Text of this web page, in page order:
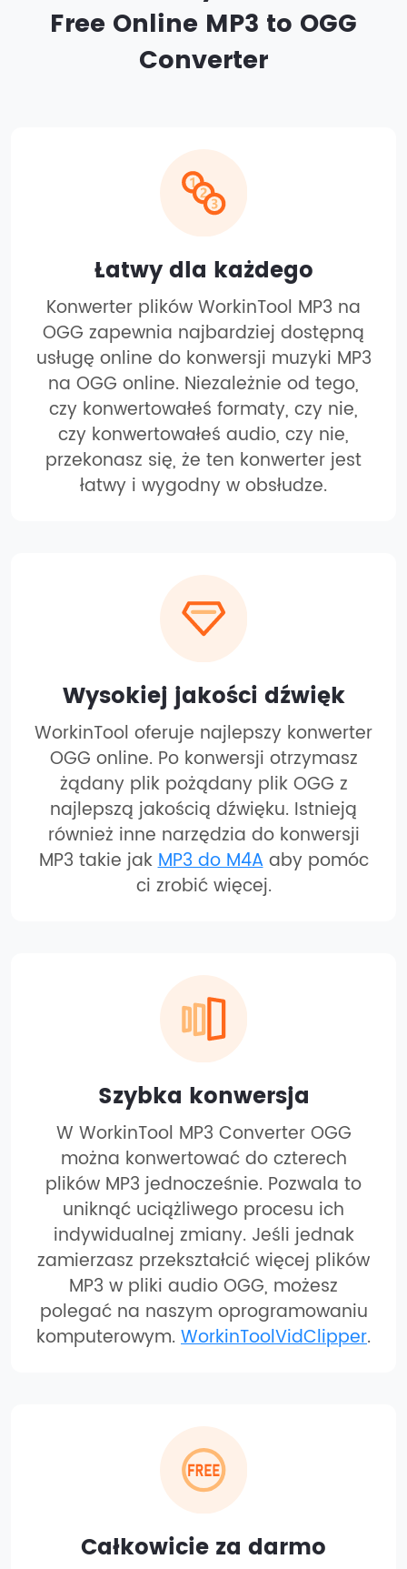
Free Online MP3 to OGG
Converter
Łatwy dla każdego
Konwerter plików WorkinTool MP3 na
OGG zapewnia najbardziej dostępną
usługę online do konwersji muzyki MP3
na OGG online. Niezależnie od tego,
czy konwertowałeś formaty, czy nie,
czy konwertowałeś audio, czy nie,
przekonasz się, że ten konwerter jest
łatwy i wygodny w obsłudze.
Wysokiej jakości dźwięk
WorkinTool oferuje najlepszy konwerter
OGG online. Po konwersji otrzymasz
żądany plik pożądany plik OGG z
najlepszą jakością dźwięku. Istnieją
również inne narzędzia do konwersji
MP3 takie jakMP3 do M4Aaby pomóc
ci zrobić więcej.
Szybka konwersja
W WorkinTool MP3 Converter OGG
można konwertować do czterech
plików MP3 jednocześnie. Pozwala to
uniknąć uciążliwego procesu ich
indywidualnej zmiany. Jeśli jednak
zamierzasz przekształcić więcej plików
MP3 w pliki audio OGG, możesz
polegać na naszym oprogramowaniu
komputerowym. WorkinToolVidClipper.
Całkowicie za darmo